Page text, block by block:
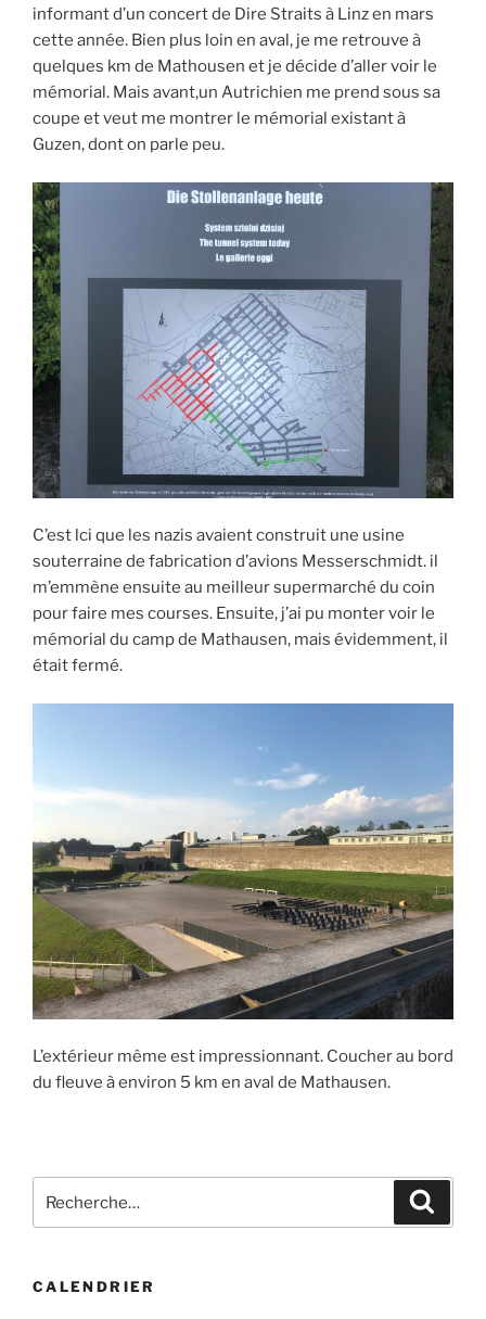
informant d’un concert de Dire Straits à Linz en mars
cette année. Bien plus loin en aval, je me retrouve à
quelques km de Mathousen et je décide d’aller voir le
mémorial. Mais avant,un Autrichien me prend sous sa
coupe et veut me montrer le mémorial existant à
Guzen, dont on parle peu.
C’est lci que les nazis avaient construit une usine
souterraine de fabrication d’avions Messerschmidt. il
m’emmène ensuite au meilleur supermarché du coin
pour faire mes courses. Ensuite, j’ai pu monter voir le
mémorial du camp de Mathausen, mais évidemment, il
était fermé.
L’extérieur même est impressionnant. Coucher au bord
du fleuve à environ 5 km en aval de Mathausen.
pour
CALENDRIER